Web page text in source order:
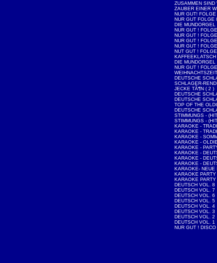
ZUSAMMEN SIND
ZAUBER EINER
NUR GUT! FOLGE
NUR GUT FOLGE
DIE MUNDORGEL
NUR GUT !
NUR GUT !
NUR GUT !
NUR GUT !
NUT GUT !
KAFFEEKLATSCH
DIE MUNDORGEL
NUR GUT !
WEIHNACHTSZEIT
DEUTSCHE
SCHLAGER-
JECKE TÃ¶N ( 2 )
DEUTSCHE
DEUTSCHE
TOP OF THE
DEUTSCHE
STIMMUNGS -
STIMMUNGS -
KARAOKE -
KARAOKE -
KARAOKE -
KARAOKE -
KARAOKE -
KARAOKE -
KARAOKE -
KARAOKE -
KARAOKE- NEUE
KARAOKE
KARAOKE
DEUTSCH VOL. 8
DEUTSCH VOL. 7
DEUTSCH VOL. 6
DEUTSCH VOL. 5
DEUTSCH VOL. 4
DEUTSCH VOL. 3
DEUTSCH VOL. 2
DEUTSCH VOL. 1
NUR GUT !